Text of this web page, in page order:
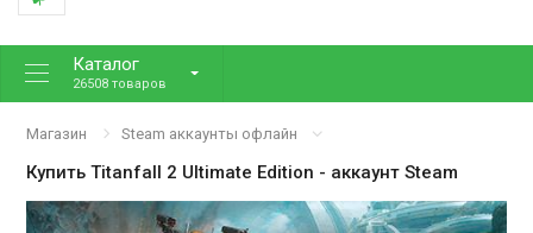
Каталог
26508 товаров
Магазин Steam аккаунты офлайн
КупитьTitanfall 2 Ultimate Edition - аккаунт Steam